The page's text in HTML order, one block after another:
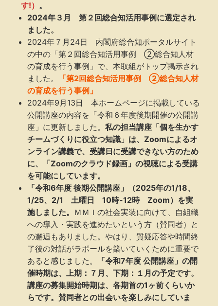
す!） 。
2024年３月 第２回総合知活用事例に選定され
ました。
2024年７月24日 内閣府総合知ポータルサイト
の中の「第２回総合知活用事例 ②総合知人材
の育成を行う事例」で、本取組がトップ掲示され
ました。
「第2回総合知活用事例 ②総合知人材
の育成を行う事例」
2024年9月13日 本ホームページに掲載している
公開講座の内容を「令和６年度後期開催の公開講
座」に更新しました。 私の担当講座「個を生かす
チームづくりに役立つ知識」は、Zoomによるオ
ンライン講義で、受講日に受講できない方のため
に、「Zoomのクラウド録画」の視聴による受講
を可能にしています。
「令和6年度 後期公開講座」（2025年の1/18、
1/25、2/1 土曜日 10時-12時 Zoom）を実
施しました。 ＭＭＩの社会実装に向けて、自組織
への導入・実践を進めたいという方（賛同者）と
の邂逅もありました。やはり、質疑応答や時間終
了後の対話がラポールを築いていくために重要で
あると感じました。
「令和7年度 公開講座」の開
催時期は、上期：７月、下期：１月の予定です。
講座の募集開始時期は、各期首の1ヶ前くらいか
らです。賛同者との出会いを楽しみにしていま